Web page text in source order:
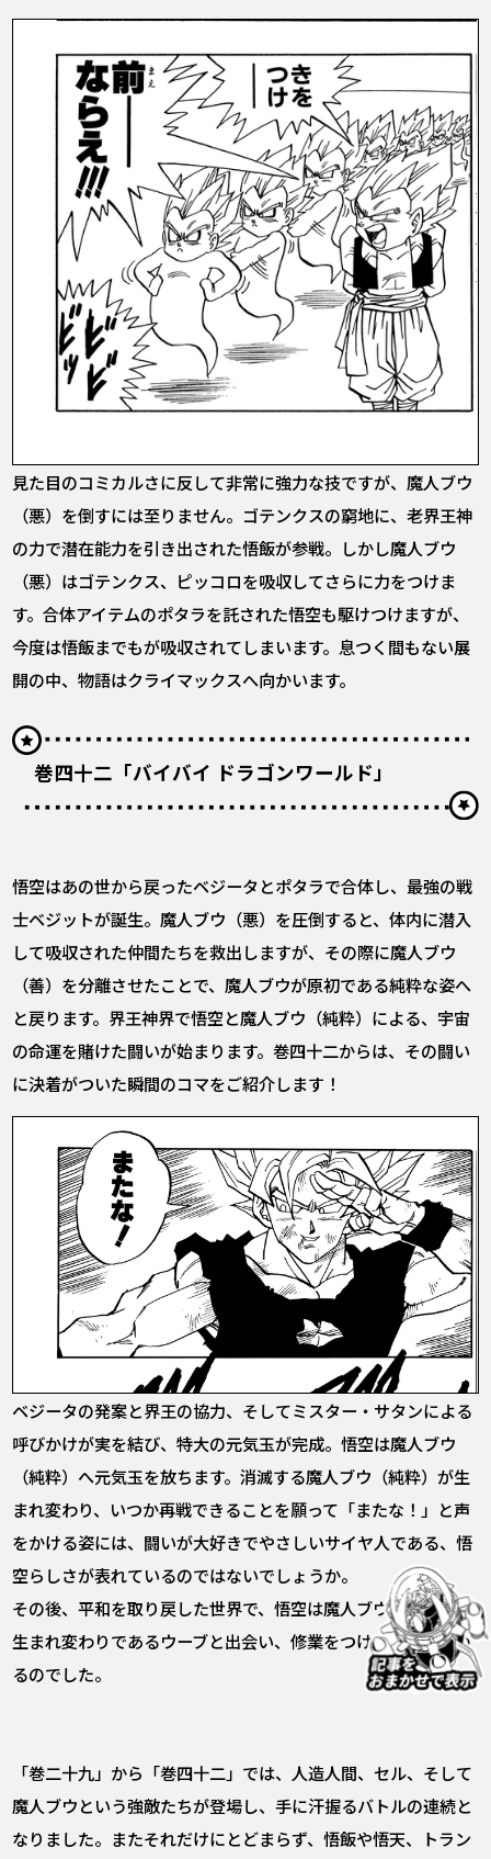
見た目のコミカルさに反して非常に強力な技ですが、魔人ブウ
（悪）を倒すには至りません。ゴテンクスの窮地に、老界王神
の力で潜在能力を引き出された悟飯が参戦。しかし魔人ブウ
（悪）はゴテンクス、ピッコロを吸収してさらに力をつけま
す。合体アイテムのポタラを託された悟空も駆けつけますが、
今度は悟飯までもが吸収されてしまいます。息つく間もない展
開の中、物語はクライマックスへ向かいます。
巻四十二「バイバイ ドラゴンワールド」
悟空はあの世から戻ったベジータとポタラで合体し、最強の戦
士ベジットが誕生。魔人ブウ（悪）を圧倒すると、体内に潜入
して吸収された仲間たちを救出しますが、その際に魔人ブウ
（善）を分離させたことで、魔人ブウが原初である純粋な姿へ
と戻ります。界王神界で悟空と魔人ブウ（純粋）による、宇宙
の命運を賭けた闘いが始まります。巻四十二からは、その闘い
に決着がついた瞬間のコマをご紹介します！
ベジータの発案と界王の協力、そしてミスター・サタンによる
呼びかけが実を結び、特大の元気玉が完成。悟空は魔人ブウ
（純粋）へ元気玉を放ちます。消滅する魔人ブウ（純粋）が生
まれ変わり、いつか再戦できることを願って「またな！」と声
をかける姿には、闘いが大好きでやさしいサイヤ人である、悟
空らしさが表れているのではないでしょうか。
その後、平和を取り戻した世界で、悟空は魔人ブウ（純粋）の
生まれ変わりであるウーブと出会い、修業をつけることを決め
るのでした。
「巻二十九」から「巻四十二」では、人造人間、セル、そして
魔人ブウという強敵たちが登場し、手に汗握るバトルの連続と
なりました。またそれだけにとどまらず、悟飯や悟天、トラン